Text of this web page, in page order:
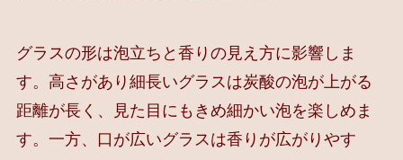
グラスの形は泡立ちと香りの見え方に影響しま
す。高さがあり細長いグラスは炭酸の泡が上がる
距離が長く、見た目にもきめ細かい泡を楽しめま
す。一方、口が広いグラスは香りが広がりやす